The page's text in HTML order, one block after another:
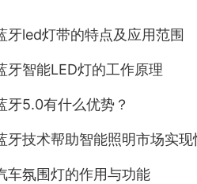
牙led灯带的特点及应用范围
牙智能LED灯的工作原理
牙5.0有什么优势？
牙技术帮助智能照明市场实现
车氛围灯的作用与功能